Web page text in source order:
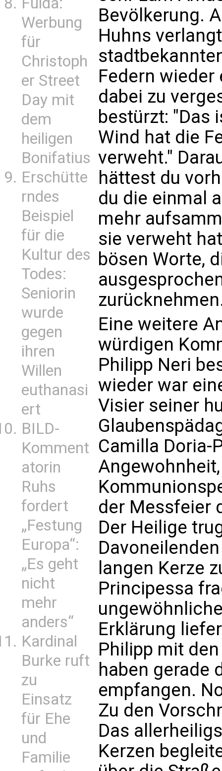
Werbung
für
Christoph
er Street
Day mit
dem
heiligen
Bonifatius
Erschütte
rndes
Beispiel
für die
Kultur des
Todes:
Seniorin
wurde
gegen
ihren
Willen
euthanasi
ert
BILD-
Komment
atorin
Ruhs
fordert
„Festung
Europa“:
„Es geht
nicht
mehr
anders“
Kardinal
Burke ruft
zu
Einsatz
für Ehe
und
Familie
Bevölkerung.
Huhns
Federn
dabei zu
bestürzt: "Das
Wind hat die
verweht."
hättest du
du die einmal
mehr
sie verweht
bösen Worte,
Eine weitere
würdigen
Philipp Neri
wieder war
Visier seiner
Camilla Doria-
der Messfeier
Der Heilige
langen Kerze
Principessa
Erklärung
Philipp mit
haben gerade
empfangen.
Zu den
Das
Kerzen